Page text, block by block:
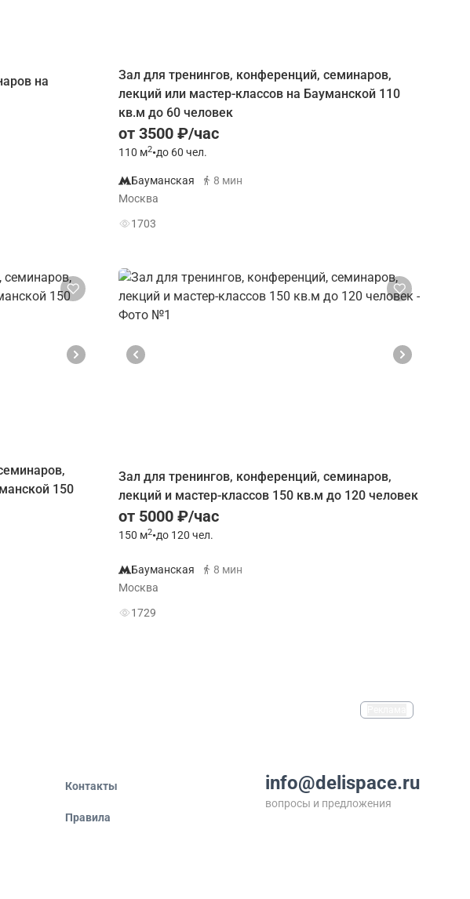
на
Зал для тренингов, конференций, семинаров,
лекций или мастер-классов на Бауманской 110
кв.м до 60 человек
от 3500 ₽/час
110 м2•до 60 чел.
Бауманская
8 мин
Москва
1703
150
Зал для тренингов, конференций, семинаров,
лекций и мастер-классов 150 кв.м до 120 человек
от 5000 ₽/час
150 м2•до 120 чел.
Бауманская
8 мин
Москва
1729
Контакты
Правила
info@delispace.ru
вопросы и предложения